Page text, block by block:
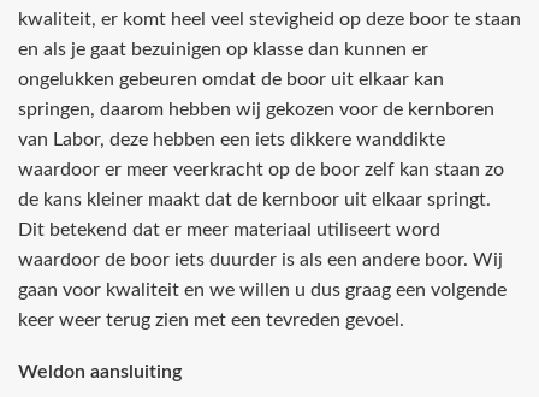
kwaliteit, er komt heel veel stevigheid op deze boor te staan
en als je gaat bezuinigen op klasse dan kunnen er
ongelukken gebeuren omdat de boor uit elkaar kan
springen, daarom hebben wij gekozen voor de kernboren
van Labor, deze hebben een iets dikkere wanddikte
waardoor er meer veerkracht op de boor zelf kan staan zo
de kans kleiner maakt dat de kernboor uit elkaar springt.
Dit betekend dat er meer materiaal utiliseert word
waardoor de boor iets duurder is als een andere boor. Wij
gaan voor kwaliteit en we willen u dus graag een volgende
keer weer terug zien met een tevreden gevoel.
Weldon aansluiting